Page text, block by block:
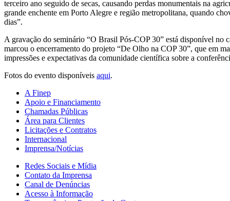
terceiro ano seguido de secas, causando perdas monumentais na
grande enchente em Porto Alegre e região metropolitana, quando
dias”.
A gravação do seminário “O Brasil Pós-COP 30” está disponível no
marcou o encerramento do projeto “De Olho na COP 30”, que em
impressões e expectativas da comunidade científica sobre a
Fotos do evento disponíveis aqui.
A Finep
Apoio e Financiamento
Chamadas Públicas
Área para Clientes
Licitações e Contratos
Internacional
Imprensa/Notícias
Redes Sociais e Mídia
Contato da Imprensa
Canal de Denúncias
Acesso à Informação